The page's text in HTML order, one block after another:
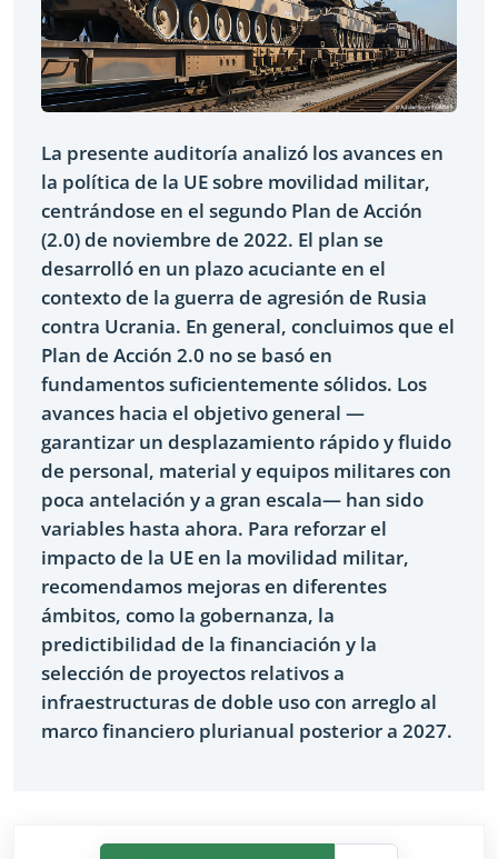
La presente auditoría analizó los avances en
la política de la UE sobre movilidad militar,
centrándose en el segundo Plan de Acción
(2.0) de noviembre de 2022. El plan se
desarrolló en un plazo acuciante en el
contexto de la guerra de agresión de Rusia
contra Ucrania. En general, concluimos que el
Plan de Acción 2.0 no se basó en
fundamentos suficientemente sólidos. Los
avances hacia el objetivo general —
garantizar un desplazamiento rápido y fluido
de personal, material y equipos militares con
poca antelación y a gran escala— han sido
variables hasta ahora. Para reforzar el
impacto de la UE en la movilidad militar,
recomendamos mejoras en diferentes
ámbitos, como la gobernanza, la
predictibilidad de la financiación y la
selección de proyectos relativos a
infraestructuras de doble uso con arreglo al
marco financiero plurianual posterior a 2027.